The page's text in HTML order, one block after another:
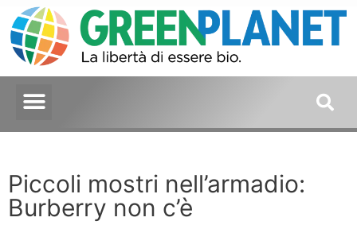
Piccoli mostri nell’armadio:
Burberry non c’è